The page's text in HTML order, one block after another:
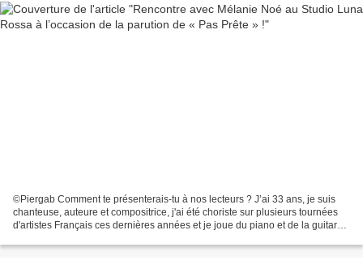
©Piergab Comment te présenterais-tu à nos lecteurs ? J’ai 33 ans, je suis
chanteuse, auteure et compositrice, j'ai été choriste sur plusieurs tournées
d'artistes Français ces dernières années et je joue du piano et de la guitare.